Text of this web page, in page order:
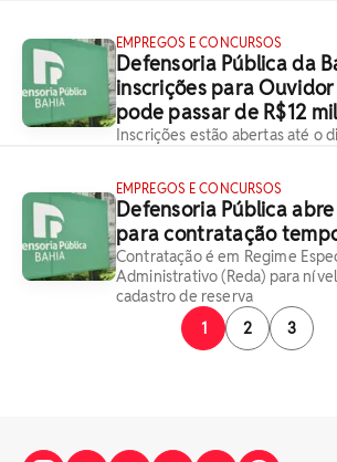
EMPREGOS E CONCURSOS
Defensoria Pública da
inscrições para
pode passar de R$12 mil
Inscrições estão abertas até o
EMPREGOS E CONCURSOS
Defensoria Pública abre
para contratação
Contratação é em Regime
Administrativo (Reda) para
cadastro de reserva
1
2 3